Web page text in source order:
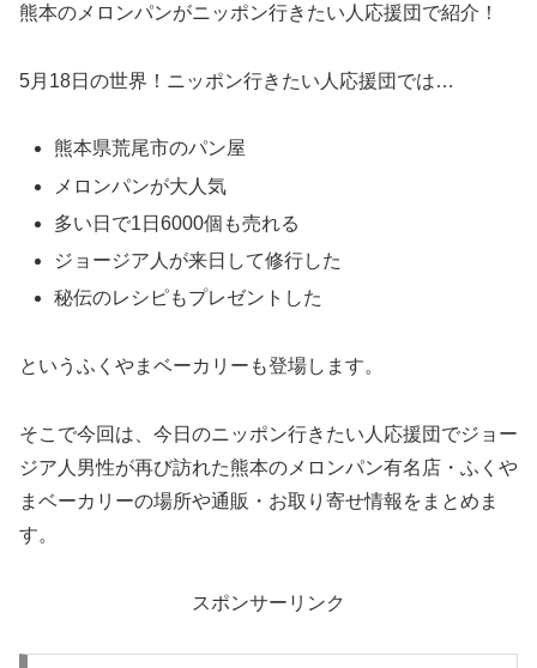
熊本のメロンパンがニッポン行きたい人応援団で紹介！
5月18日の世界！ニッポン行きたい人応援団では…
熊本県荒尾市のパン屋
メロンパンが大人気
多い日で1日6000個も売れる
ジョージア人が来日して修行した
秘伝のレシピもプレゼントした
というふくやまベーカリーも登場します。
そこで今回は、今日のニッポン行きたい人応援団でジョー
ジア人男性が再び訪れた熊本のメロンパン有名店・ふくや
まベーカリーの場所や通販・お取り寄せ情報をまとめま
す。
スポンサーリンク